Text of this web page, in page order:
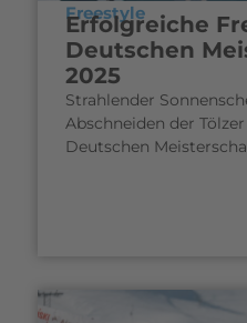
Freestyle
Erfolgreiche
Deutschen
2025
Strahlender
Abschneiden der
Deutschen